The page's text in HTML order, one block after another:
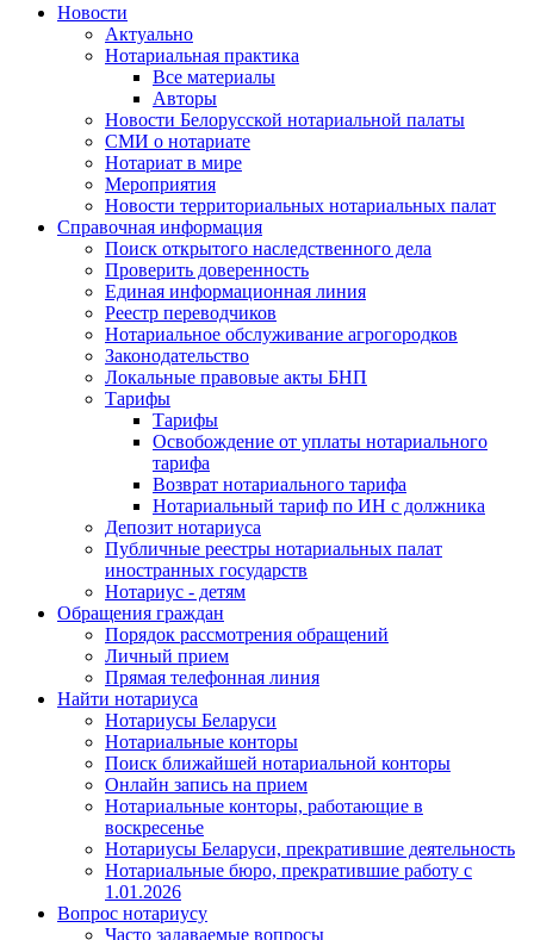
Новости
Актуально
Нотариальная практика
Все материалы
Авторы
Новости Белорусской нотариальной палаты
СМИ о нотариате
Нотариат в мире
Мероприятия
Новости территориальных нотариальных палат
Справочная информация
Поиск открытого наследственного дела
Проверить доверенность
Единая информационная линия
Реестр переводчиков
Нотариальное обслуживание агрогородков
Законодательство
Локальные правовые акты БНП
Тарифы
Тарифы
Освобождение от уплаты нотариального
тарифа
Возврат нотариального тарифа
Нотариальный тариф по ИН с должника
Депозит нотариуса
Публичные реестры нотариальных палат
иностранных государств
Нотариус - детям
Обращения граждан
Порядок рассмотрения обращений
Личный прием
Прямая телефонная линия
Найти нотариуса
Нотариусы Беларуси
Нотариальные конторы
Поиск ближайшей нотариальной конторы
Онлайн запись на прием
Нотариальные конторы, работающие в
воскресенье
Нотариусы Беларуси, прекратившие деятельность
Нотариальные бюро, прекратившие работу с
1.01.2026
Вопрос нотариусу
Часто задаваемые вопросы